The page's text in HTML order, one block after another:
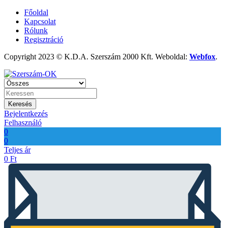
Főoldal
Kapcsolat
Rólunk
Regisztráció
Copyright 2023 © K.D.A. Szerszám 2000 Kft. Weboldal: Webfox.
Keresés
Bejelentkezés
Felhasználó
0
0
Teljes ár
0 Ft